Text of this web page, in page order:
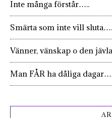
Inte många förstår…..
Smärta som inte vill sluta….
Vänner, vänskap o den
Man FÅR ha dåliga